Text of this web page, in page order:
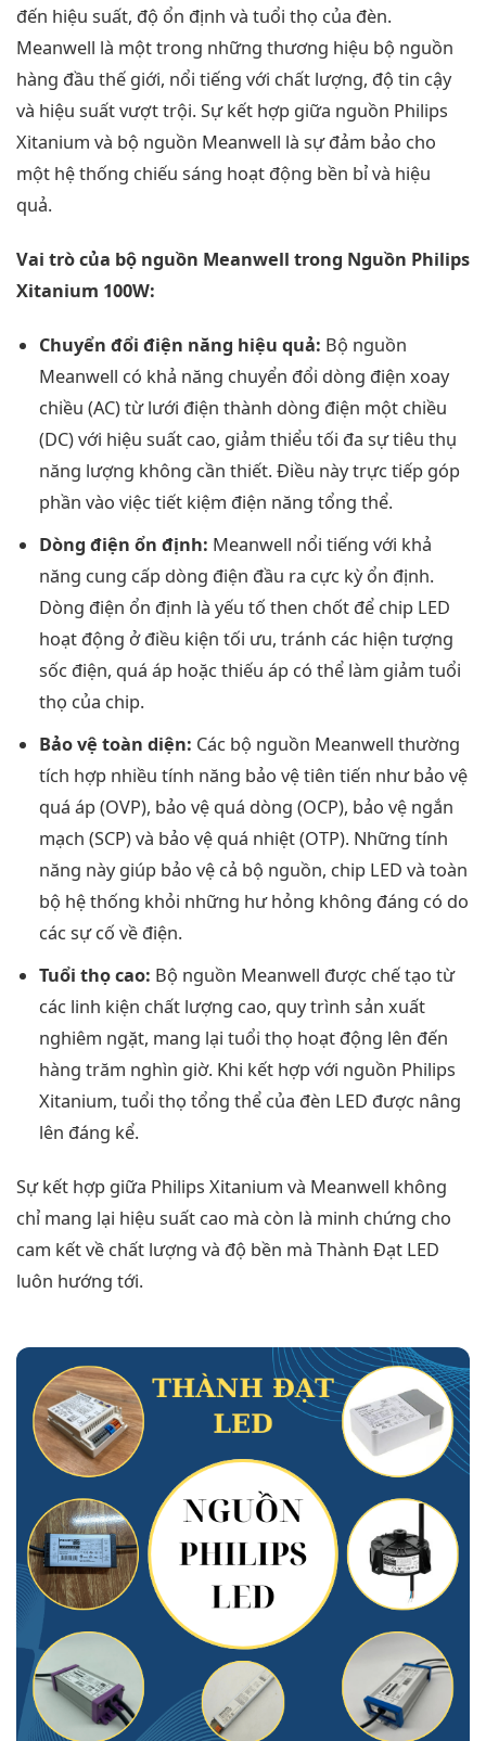
đến hiệu suất, độ ổn định và tuổi thọ của đèn.
Meanwell là một trong những thương hiệu bộ nguồn
hàng đầu thế giới, nổi tiếng với chất lượng, độ tin cậy
và hiệu suất vượt trội. Sự kết hợp giữa nguồn Philips
Xitanium và bộ nguồn Meanwell là sự đảm bảo cho
một hệ thống chiếu sáng hoạt động bền bỉ và hiệu
quả.
Vai trò của bộ nguồn Meanwell trong Nguồn Philips
Xitanium 100W:
Chuyển đổi điện năng hiệu quả: Bộ nguồn
Meanwell có khả năng chuyển đổi dòng điện xoay
chiều (AC) từ lưới điện thành dòng điện một chiều
(DC) với hiệu suất cao, giảm thiểu tối đa sự tiêu thụ
năng lượng không cần thiết. Điều này trực tiếp góp
phần vào việc tiết kiệm điện năng tổng thể.
Dòng điện ổn định: Meanwell nổi tiếng với khả
năng cung cấp dòng điện đầu ra cực kỳ ổn định.
Dòng điện ổn định là yếu tố then chốt để chip LED
hoạt động ở điều kiện tối ưu, tránh các hiện tượng
sốc điện, quá áp hoặc thiếu áp có thể làm giảm tuổi
thọ của chip.
Bảo vệ toàn diện: Các bộ nguồn Meanwell thường
tích hợp nhiều tính năng bảo vệ tiên tiến như bảo vệ
quá áp (OVP), bảo vệ quá dòng (OCP), bảo vệ ngắn
mạch (SCP) và bảo vệ quá nhiệt (OTP). Những tính
năng này giúp bảo vệ cả bộ nguồn, chip LED và toàn
bộ hệ thống khỏi những hư hỏng không đáng có do
các sự cố về điện.
Tuổi thọ cao: Bộ nguồn Meanwell được chế tạo từ
các linh kiện chất lượng cao, quy trình sản xuất
nghiêm ngặt, mang lại tuổi thọ hoạt động lên đến
hàng trăm nghìn giờ. Khi kết hợp với nguồn Philips
Xitanium, tuổi thọ tổng thể của đèn LED được nâng
lên đáng kể.
Sự kết hợp giữa Philips Xitanium và Meanwell không
chỉ mang lại hiệu suất cao mà còn là minh chứng cho
cam kết về chất lượng và độ bền mà Thành Đạt LED
luôn hướng tới.